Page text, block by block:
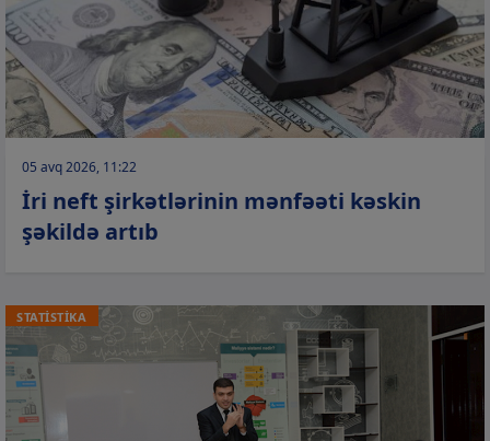
05 avq 2026, 11:22
İri neft şirkətlərinin mənfəəti kəskin
şəkildə artıb
STATİSTİKA